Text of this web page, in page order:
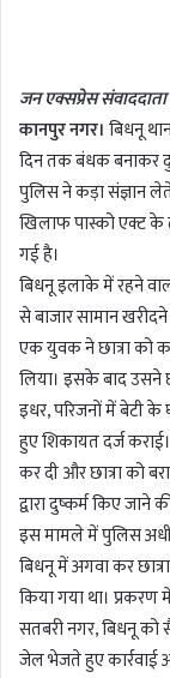
a
n
e
m
a
l
जन एक्सप्रेस संवाददाता
कानपुर नगर। बिधनू
दिन तक बंधक बनाकर
पुलिस ने कड़ा संज्ञान
खिलाफ पास्को एक्ट के
गई है।
बिधनू इलाके में रहने
से बाजार सामान
एक युवक ने छात्रा को
लिया। इसके बाद उसने
इधर, परिजनों में बेटी
हुए शिकायत दर्ज
कर दी और छात्रा को
द्वारा दुष्कर्म किए जाने
इस मामले में पुलिस
बिधनू में अगवा कर
किया गया था।
सतबरी नगर, बिधनू को
जेल भेजते हुए कार्रवाई